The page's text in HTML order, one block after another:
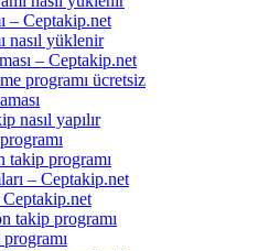
– Ceptakip.net
nasıl yüklenir
– Ceptakip.net
programı ücretsiz
nasıl yapılır
takip programı
– Ceptakip.net
Ceptakip.net
takip programı